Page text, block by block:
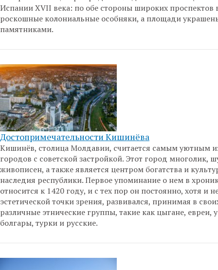
Испании XVII века: по обе стороны широких проспектов
роскошные колониальные особняки, а площади
памятниками.
Достопримечательности Кишинёва
Кишинёв, столица Молдавии, считается самым уютным
городов с советской застройкой. Этот город многолик,
живописен, а также является центром богатства и
наследия республики. Первое упоминание о нем в
относится к 1420 году, и с тех пор он постоянно, хотя и
эстетической точки зрения, развивался, принимая в
различные этнические группы, такие как цыгане, евреи,
болгары, турки и русские.